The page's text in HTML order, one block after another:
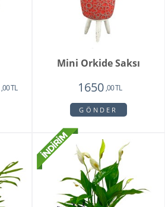
,00 TL
Mini Orkide Saksı
1650,00 TL
GÖNDER